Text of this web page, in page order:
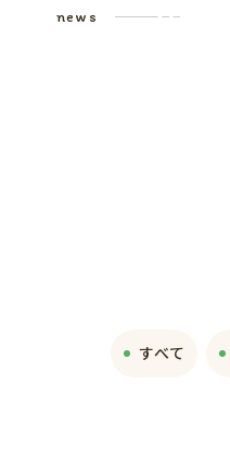
news
すべて